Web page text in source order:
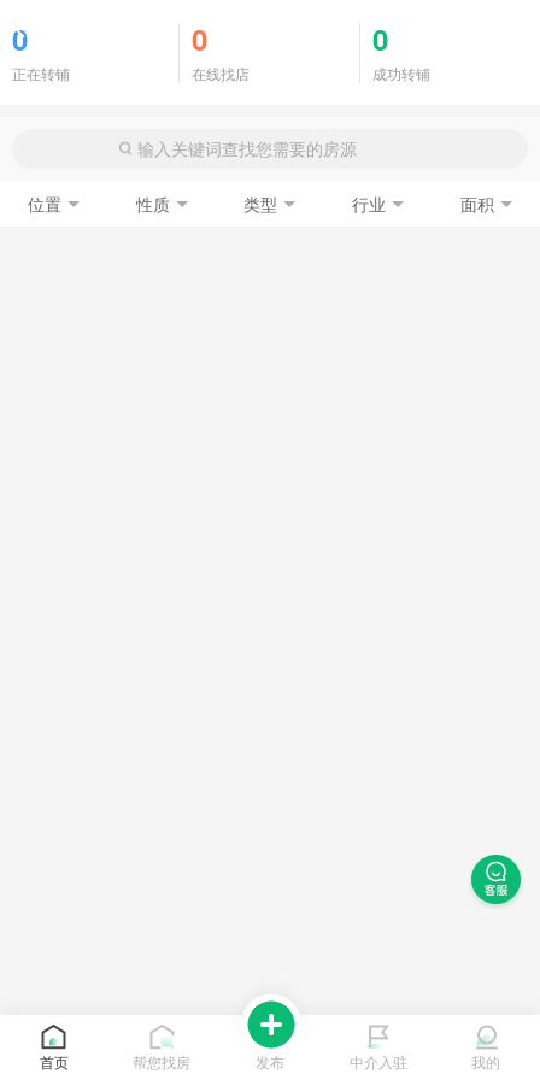
0
正在转铺
0
在线找店
0
成功转铺
位置 性质 类型 行业 面积
首页 帮您找房 发布 中介入驻 我的